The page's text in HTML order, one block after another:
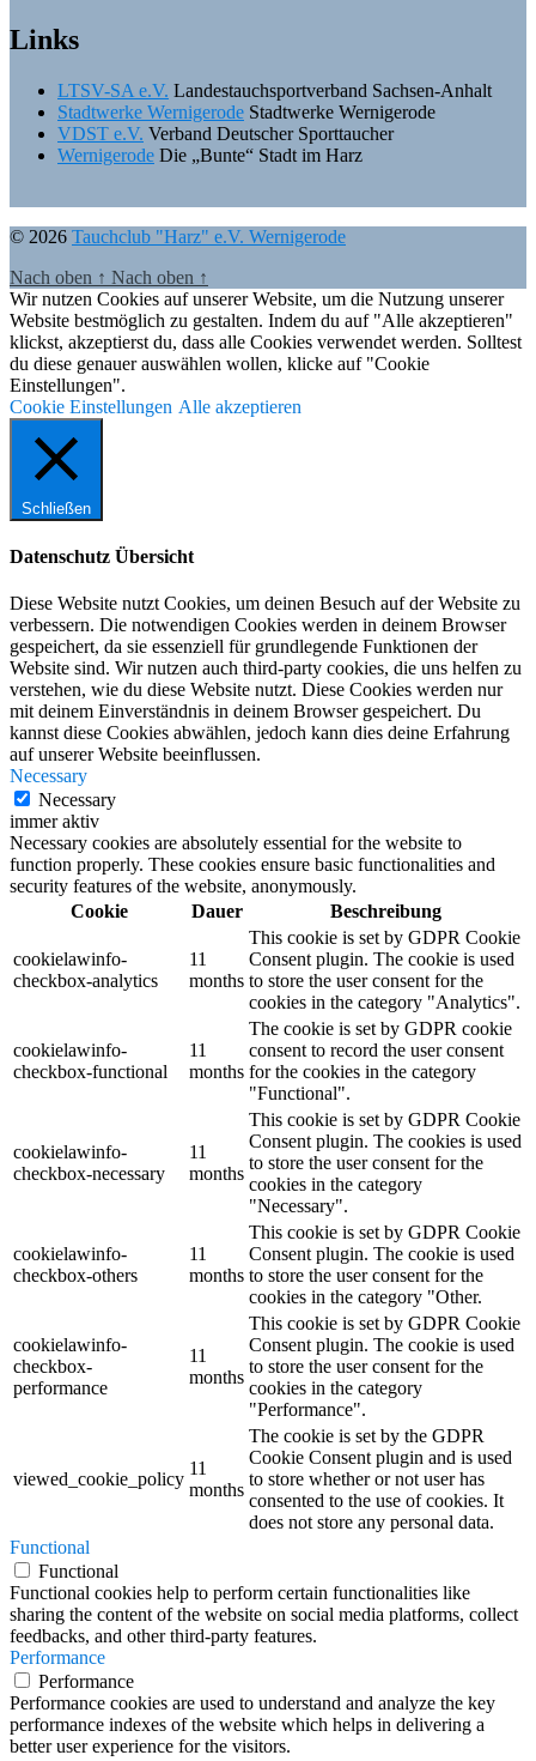
Links
LTSV-SA e.V. Landestauchsportverband Sachsen-Anhalt
Stadtwerke Wernigerode Stadtwerke Wernigerode
VDST e.V. Verband Deutscher Sporttaucher
Wernigerode Die „Bunte“ Stadt im Harz
© 2026 Tauchclub "Harz" e.V. Wernigerode
Nach oben ↑ Nach oben ↑
Wir nutzen Cookies auf unserer Website, um die Nutzung unserer
Website bestmöglich zu gestalten. Indem du auf "Alle akzeptieren"
klickst, akzeptierst du, dass alle Cookies verwendet werden. Solltest
du diese genauer auswählen wollen, klicke auf "Cookie
Einstellungen".
Cookie Einstellungen Alle akzeptieren
Schließen
Datenschutz Übersicht
Diese Website nutzt Cookies, um deinen Besuch auf der Website zu
verbessern. Die notwendigen Cookies werden in deinem Browser
gespeichert, da sie essenziell für grundlegende Funktionen der
Website sind. Wir nutzen auch third-party cookies, die uns helfen zu
verstehen, wie du diese Website nutzt. Diese Cookies werden nur
mit deinem Einverständnis in deinem Browser gespeichert. Du
kannst diese Cookies abwählen, jedoch kann dies deine Erfahrung
auf unserer Website beeinflussen.
Necessary
Necessary
immer aktiv
Necessary cookies are absolutely essential for the website to
function properly. These cookies ensure basic functionalities and
security features of the website, anonymously.
Cookie
Dauer Beschreibung
cookielawinfo-
checkbox-analytics
11
months
This cookie is set by GDPR Cookie
Consent plugin. The cookie is used
to store the user consent for the
cookies in the category "Analytics".
cookielawinfo-
checkbox-functional
11
months
The cookie is set by GDPR cookie
consent to record the user consent
for the cookies in the category
"Functional".
cookielawinfo-
checkbox-necessary
11
months
This cookie is set by GDPR Cookie
Consent plugin. The cookies is used
to store the user consent for the
cookies in the category
"Necessary".
cookielawinfo-
checkbox-others
11
months
This cookie is set by GDPR Cookie
Consent plugin. The cookie is used
to store the user consent for the
cookies in the category "Other.
cookielawinfo-
checkbox-
performance
11
months
This cookie is set by GDPR Cookie
Consent plugin. The cookie is used
to store the user consent for the
cookies in the category
"Performance".
viewed_cookie_policy
11
months
The cookie is set by the GDPR
Cookie Consent plugin and is used
to store whether or not user has
consented to the use of cookies. It
does not store any personal data.
Functional
Functional
Functional cookies help to perform certain functionalities like
sharing the content of the website on social media platforms, collect
feedbacks, and other third-party features.
Performance
Performance
Performance cookies are used to understand and analyze the key
performance indexes of the website which helps in delivering a
better user experience for the visitors.